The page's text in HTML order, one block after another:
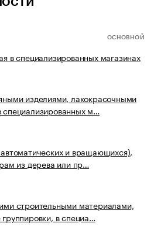
ОСНОВНОЙ
в специализированных магазинах
изделиями, лакокрасочными
м…
и вращающихся),
из дерева или пр…
строительными материалами,
в специа…